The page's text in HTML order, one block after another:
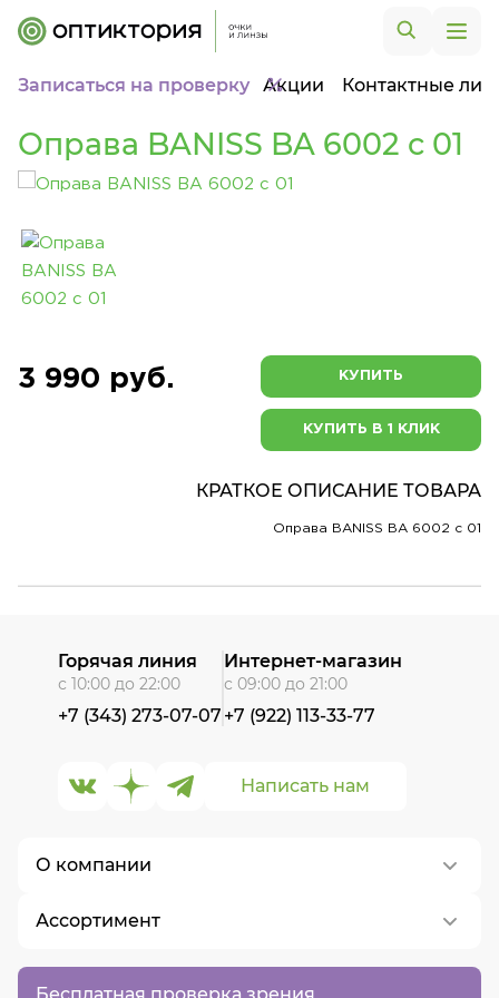
Записаться на проверку Акции Контактные
Оправа BANISS BA 6002 c 01
3 990 руб. КУПИТЬ
КУПИТЬ В 1 КЛИК
КРАТКОЕ ОПИСАНИЕ ТОВАРА
Оправа BANISS BA 6002 c 01
Бесплатная проверка зрения
О компании
О нас
Контакты
Ассортимент
Написать нам
Горячая линия
с 10:00 до 22:00
+7 (343) 273-07-07
Интернет-магазин
с 09:00 до 21:00
+7 (922) 113-33-77